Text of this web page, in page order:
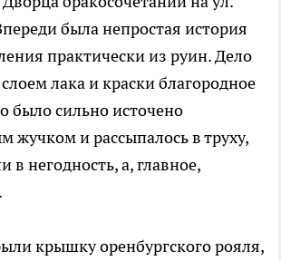
была непростая история
практически из руин. Дело
лака и краски благородное
было сильно источено
жучком и рассыпалось в труху,
в негодность, а, главное,
крышку оренбургского рояля,